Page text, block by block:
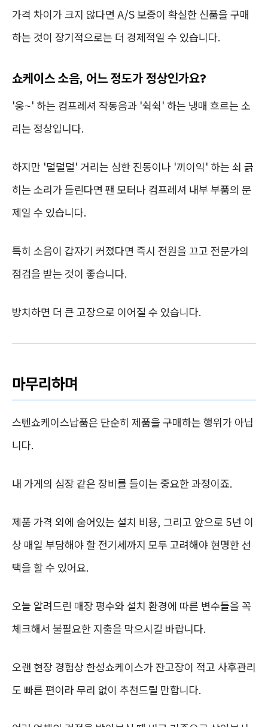
가격 차이가 크지 않다면 A/S 보증이 확실한 신품을 구매
하는 것이 장기적으로는 더 경제적일 수 있습니다.
쇼케이스 소음, 어느 정도가 정상인가요?
'웅~' 하는 컴프레셔 작동음과 '쉭쉭' 하는 냉매 흐르는 소
리는 정상입니다.
하지만 '덜덜덜' 거리는 심한 진동이나 '끼이익' 하는 쇠 긁
히는 소리가 들린다면 팬 모터나 컴프레셔 내부 부품의 문
제일 수 있습니다.
특히 소음이 갑자기 커졌다면 즉시 전원을 끄고 전문가의
점검을 받는 것이 좋습니다.
방치하면 더 큰 고장으로 이어질 수 있습니다.
마무리하며
스텐쇼케이스납품은 단순히 제품을 구매하는 행위가 아닙
니다.
내 가게의 심장 같은 장비를 들이는 중요한 과정이죠.
제품 가격 외에 숨어있는 설치 비용, 그리고 앞으로 5년 이
상 매일 부담해야 할 전기세까지 모두 고려해야 현명한 선
택을 할 수 있어요.
오늘 알려드린 매장 평수와 설치 환경에 따른 변수들을 꼭
체크해서 불필요한 지출을 막으시길 바랍니다.
오랜 현장 경험상 한성쇼케이스가 잔고장이 적고 사후관리
도 빠른 편이라 무리 없이 추천드릴 만합니다.